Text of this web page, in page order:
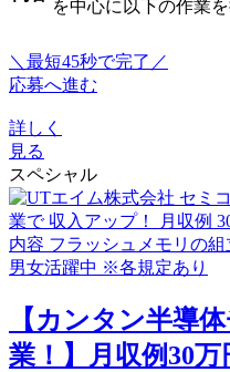
を中心に以下の作業
＼最短45秒で完了／
応募へ進む
詳しく
見る
スペシャル
【カンタン半導
業！】月収例30